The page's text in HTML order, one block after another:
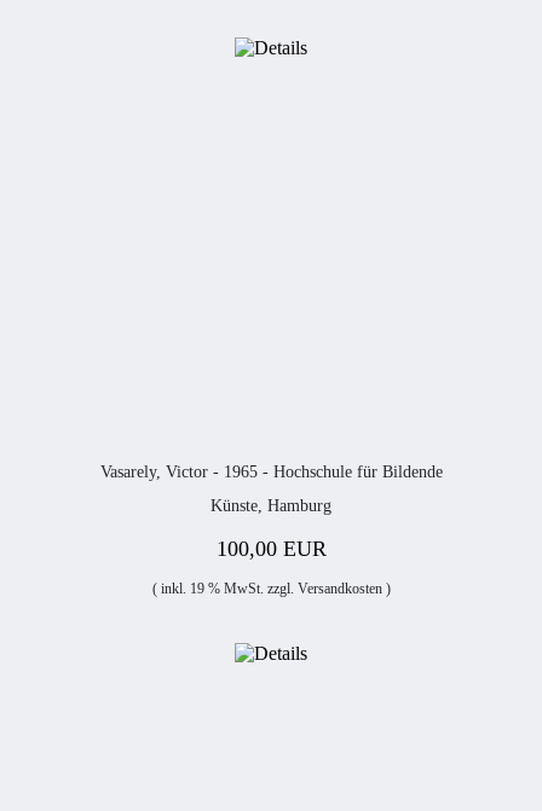
Vasarely, Victor - 1965 - Hochschule für Bildende
Künste, Hamburg
100,00 EUR
( inkl. 19 % MwSt. zzgl. Versandkosten)